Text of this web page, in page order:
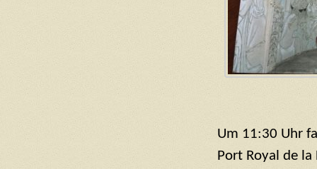
Um 11:30 Uhr
Port Royal de